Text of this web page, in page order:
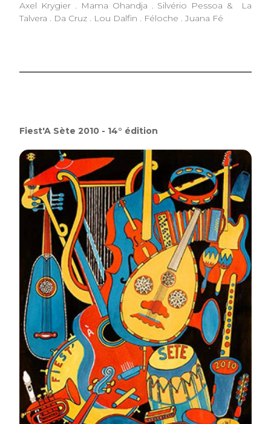
Axel Krygier . Mama Ohandja . Silvério Pessoa & La
Talvera . Da Cruz . Lou Dalfin . Féloche . Juana Fé
Fiest'A Sète 2010 - 14° édition